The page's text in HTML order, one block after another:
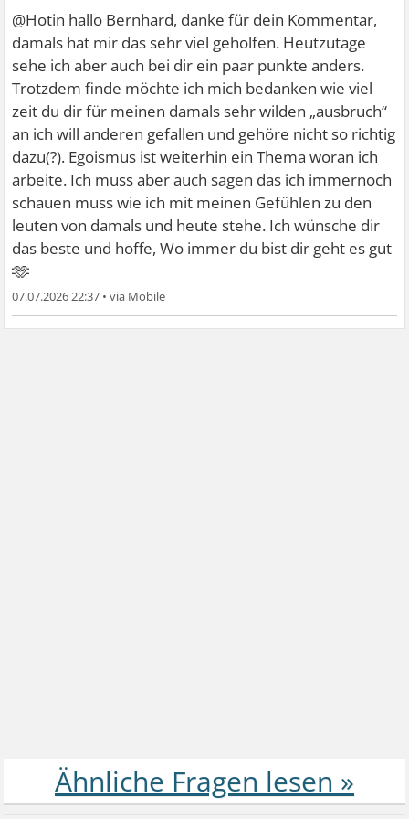
@Hotin hallo Bernhard, danke für dein Kommentar,
damals hat mir das sehr viel geholfen. Heutzutage
sehe ich aber auch bei dir ein paar punkte anders.
Trotzdem finde möchte ich mich bedanken wie viel
zeit du dir für meinen damals sehr wilden „ausbruch“
an ich will anderen gefallen und gehöre nicht so richtig
dazu(?). Egoismus ist weiterhin ein Thema woran ich
arbeite. Ich muss aber auch sagen das ich immernoch
schauen muss wie ich mit meinen Gefühlen zu den
leuten von damals und heute stehe. Ich wünsche dir
das beste und hoffe, Wo immer du bist dir geht es gut
🫶
07.07.2026 22:37 •